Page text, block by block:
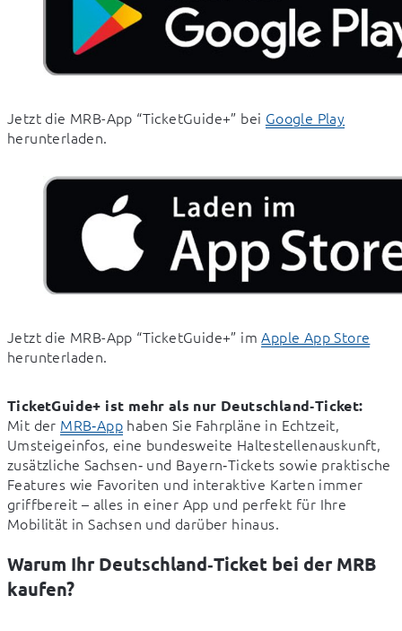
Jetzt die MRB-App “TicketGuide+” bei Google Play
herunterladen.
Jetzt die MRB-App “TicketGuide+” im Apple App Store
herunterladen.
TicketGuide+ ist mehr als nur Deutschland‑Ticket:
Mit der MRB‑App haben Sie Fahrpläne in Echtzeit,
Umsteigeinfos, eine bundesweite Haltestellenauskunft,
zusätzliche Sachsen‑ und Bayern‑Tickets sowie praktische
Features wie Favoriten und interaktive Karten immer
griffbereit – alles in einer App und perfekt für Ihre
Mobilität in Sachsen und darüber hinaus.
Warum Ihr Deutschland‑Ticket bei der MRB
kaufen?